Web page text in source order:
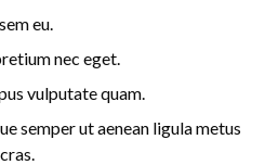
eu.
nec eget.
vulputate quam.
semper ut aenean ligula metus